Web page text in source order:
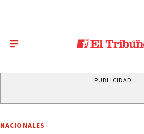
PUBLICIDAD
NACIONALES